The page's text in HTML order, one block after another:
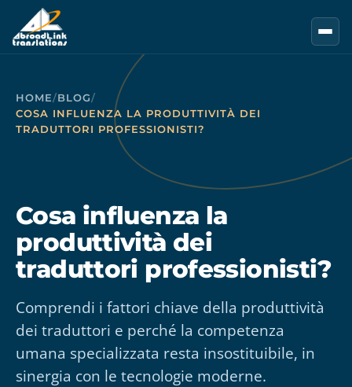
Vai al contenuto principale
HOME/BLOG/
COSA INFLUENZA LA PRODUTTIVITÀ DEI
TRADUTTORI PROFESSIONISTI?
Cosa influenza la
produttività dei
traduttori professionisti?
Comprendi i fattori chiave della produttività
dei traduttori e perché la competenza
umana specializzata resta insostituibile, in
sinergia con le tecnologie moderne.